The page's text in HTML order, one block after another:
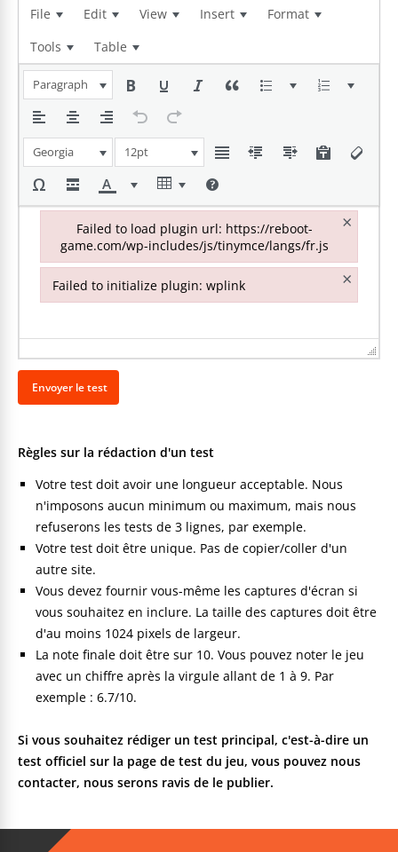
File Edit View Insert
Format
Tools
Table
Paragraph
Georgia 12pt
Règles sur la rédaction d'un test
Votre test doit avoir une longueur acceptable. Nous
n'imposons aucun minimum ou maximum, mais nous
refuserons les tests de 3 lignes, par exemple.
Votre test doit être unique. Pas de copier/coller d'un
autre site.
Vous devez fournir vous-même les captures d'écran si
vous souhaitez en inclure. La taille des captures doit être
d'au moins 1024 pixels de largeur.
La note finale doit être sur 10. Vous pouvez noter le jeu
avec un chiffre après la virgule allant de 1 à 9. Par
exemple : 6.7/10.
Si vous souhaitez rédiger un test principal, c'est-à-dire un
test officiel sur la page de test du jeu, vous pouvez nous
contacter, nous serons ravis de le publier.
Failed to load plugin url: https://reboot-
game.com/wp-includes/js/tinymce/langs/fr.js
×
Failed to load plugin url: https://reboot-game.com/wp-
Failed to initialize plugin: wplink
×
Failed to initialize plugin: wplink